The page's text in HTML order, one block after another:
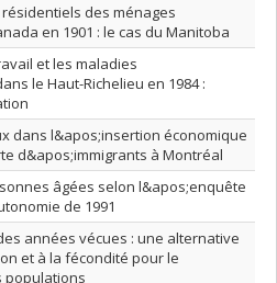
des ménages
en 1901 : le cas du Manitoba
et les maladies
le Haut-Richelieu en 1984 :
dans l&apos;insertion économique
d&apos;immigrants à Montréal
âgées selon l&apos;enquête
de 1991
années vécues : une alternative
et à la fécondité pour le
populations